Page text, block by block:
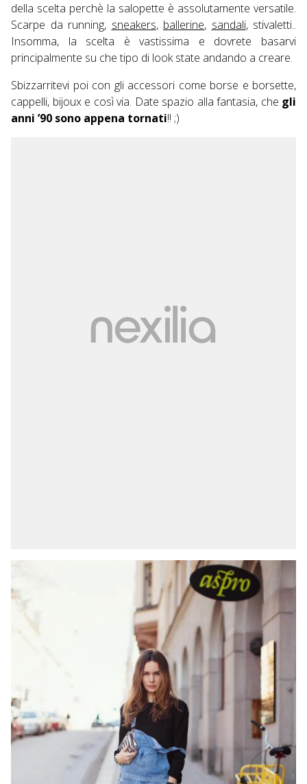
della scelta perchè la salopette è assolutamente versatile.
Scarpe da running, sneakers, ballerine, sandali, stivaletti..
Insomma, la scelta è vastissima e dovrete basarvi
principalmente su che tipo di look state andando a creare.
Sbizzarritevi poi con gli accessori come borse e borsette,
cappelli, bijoux e così via. Date spazio alla fantasia, che gli
anni ’90 sono appena tornati!! ;)